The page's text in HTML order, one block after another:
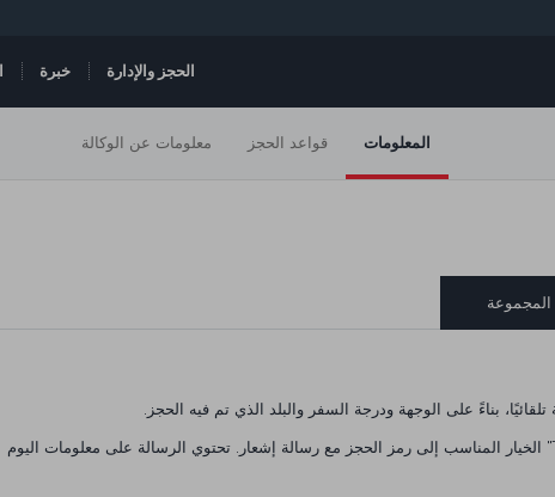
الحجز والإدارة خبرة
معلومات عن الوكالة قواعد الحجز المعلومات
بناءً على الوجهة ودرجة السفر والبلد الذي تم فيه الحجز.
بمجرد إتمام الحجز، يرسل نظام "Trophy" الخيار المناسب إلى رمز الحجز مع رسالة إشعار. تحتوي الرسالة على معلومات اليوم